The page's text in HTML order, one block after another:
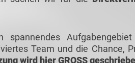
Team und die Chance,
wird hier GROSS